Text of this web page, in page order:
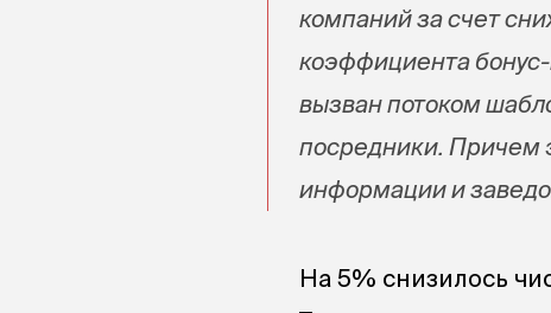
компаний за счет
коэффициента
вызван потоком
посредники. Причем
информации и
На 5% снизилось